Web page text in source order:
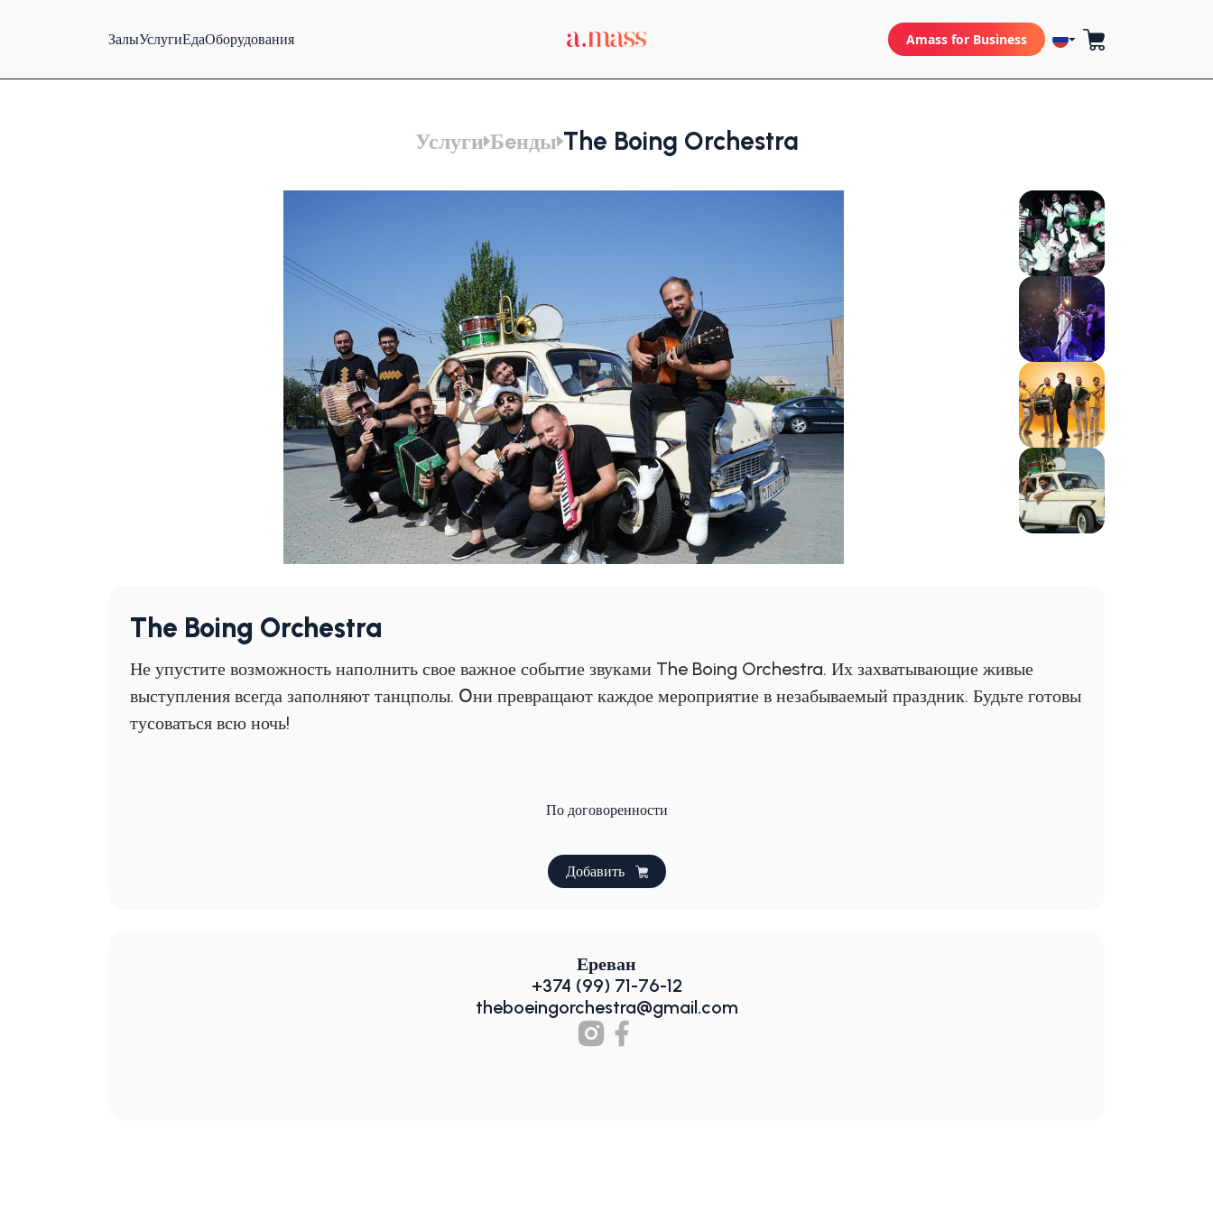
ЗалыУслугиЕдаОборудования Amass for Business
Услуги Бeнды The Boing Orchestra
The Boing Orchestra
Не упустите возможность наполнить свое важное событие звуками The Boing Orchestra. Их захватывающие живые
выступления всегда заполняют танцполы. Օни превращают каждое мероприятие в незабываемый праздник. Будьте готовы
тусоваться всю ночь!
По договоренности
Добавить
Ереван
+374 (99) 71-76-12
theboeingorchestra@gmail.com